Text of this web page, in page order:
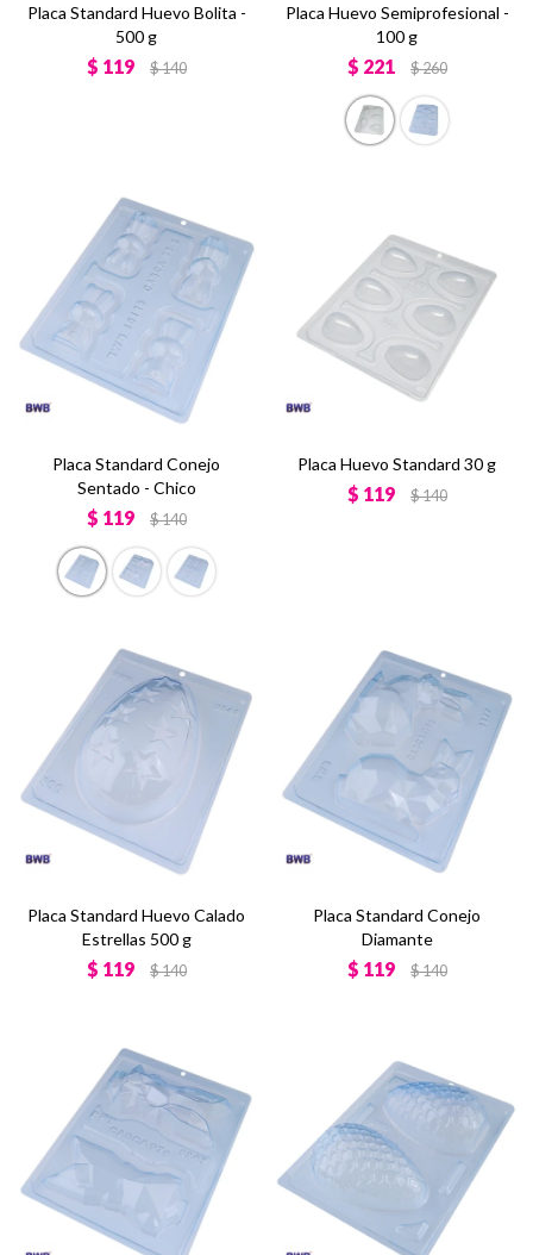
Placa Standard Huevo Bolita -
500 g
$ 119 $140
Placa Huevo Semiprofesional -
100 g
$ 221 $260
Placa Standard Conejo
Sentado - Chico
$ 119 $140
Placa Huevo Standard 30 g
$ 119 $140
Placa Standard Huevo Calado
Estrellas 500 g
$ 119 $140
Placa Standard Conejo
Diamante
$ 119 $140